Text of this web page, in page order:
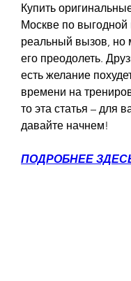
Купить
Москве по выгодной
реальный вызов, но
его преодолеть.
есть желание
времени на
то эта статья – для
давайте начнем!
ПОДРОБНЕЕ